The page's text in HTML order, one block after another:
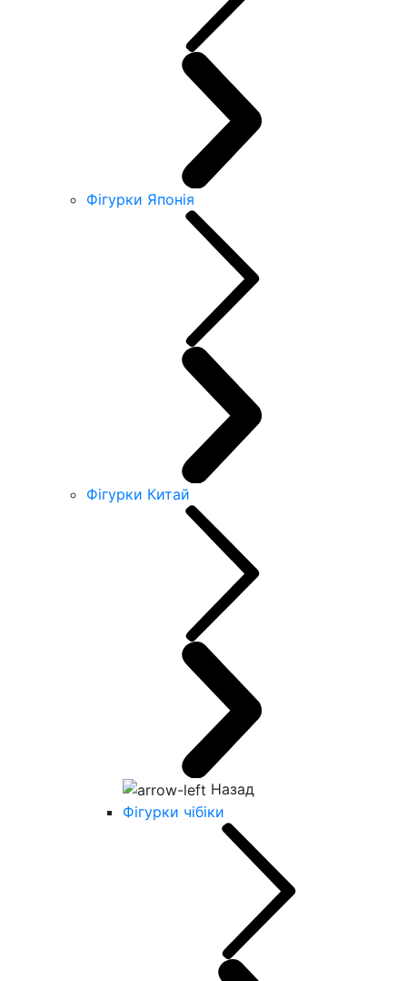
Фігурки Японія
Фігурки Китай
Назад
Фігурки чібіки